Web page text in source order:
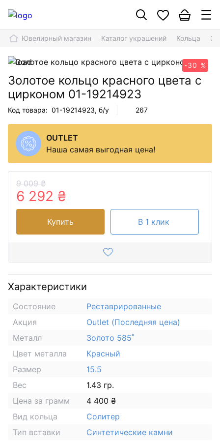
Ювелирный магазин Каталог украшений Кольца
-30 %
Золотое кольцо красного цвета с
цирконом 01-19214923
Код товара: 01-19214923, б/у 267
OUTLET
Наша самая выгодная цена!
9 009 ₴
6 292 ₴
Купить В 1 клик
Характеристики
Состояние
Реставрированные
Акция
Outlet (Последняя цена)
Металл
Золото 585˚
Цвет металла
Красный
Размер
15.5
Вес
1.43 гр.
Цена за грамм
4 400 ₴
Вид кольца
Солитер
Тип вставки
Синтетические камни